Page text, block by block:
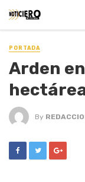
PORTADA
Arden
By